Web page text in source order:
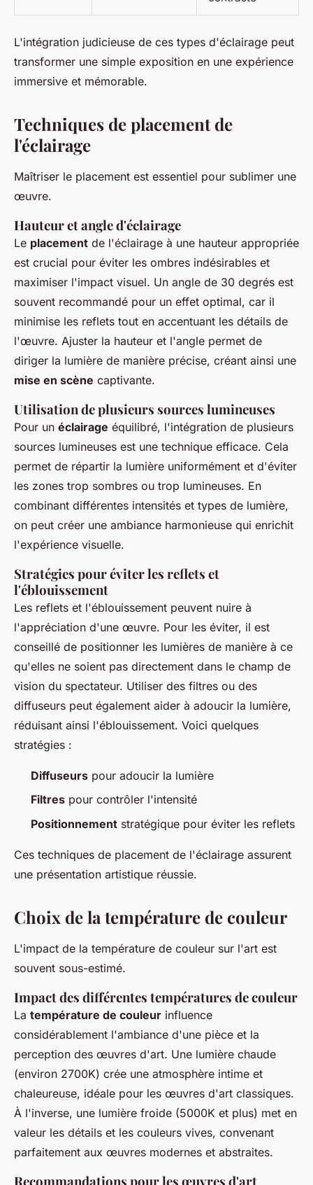
L'intégration judicieuse de ces types d'éclairage peut
transformer une simple exposition en une expérience
immersive et mémorable.
Techniques de placement de
l'éclairage
Maîtriser le placement est essentiel pour sublimer une
œuvre.
Hauteur et angle d'éclairage
Le placement de l'éclairage à une hauteur appropriée
est crucial pour éviter les ombres indésirables et
maximiser l'impact visuel. Un angle de 30 degrés est
souvent recommandé pour un effet optimal, car il
minimise les reflets tout en accentuant les détails de
l'œuvre. Ajuster la hauteur et l'angle permet de
diriger la lumière de manière précise, créant ainsi une
mise en scène captivante.
Utilisation de plusieurs sources lumineuses
Pour un éclairage équilibré, l'intégration de plusieurs
sources lumineuses est une technique efficace. Cela
permet de répartir la lumière uniformément et d'éviter
les zones trop sombres ou trop lumineuses. En
combinant différentes intensités et types de lumière,
on peut créer une ambiance harmonieuse qui enrichit
l'expérience visuelle.
Stratégies pour éviter les reflets et
l'éblouissement
Les reflets et l'éblouissement peuvent nuire à
l'appréciation d'une œuvre. Pour les éviter, il est
conseillé de positionner les lumières de manière à ce
qu'elles ne soient pas directement dans le champ de
vision du spectateur. Utiliser des filtres ou des
diffuseurs peut également aider à adoucir la lumière,
réduisant ainsi l'éblouissement. Voici quelques
stratégies :
Diffuseurs pour adoucir la lumière
Filtres pour contrôler l'intensité
Positionnement stratégique pour éviter les reflets
Ces techniques de placement de l'éclairage assurent
une présentation artistique réussie.
Choix de la température de couleur
L'impact de la température de couleur sur l'art est
souvent sous-estimé.
Impact des différentes températures de couleur
La température de couleur influence
considérablement l'ambiance d'une pièce et la
perception des œuvres d'art. Une lumière chaude
(environ 2700K) crée une atmosphère intime et
chaleureuse, idéale pour les œuvres d'art classiques.
À l'inverse, une lumière froide (5000K et plus) met en
valeur les détails et les couleurs vives, convenant
parfaitement aux œuvres modernes et abstraites.
Recommandations pour les œuvres d'art